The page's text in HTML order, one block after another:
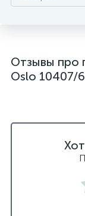
светильники
светильники
Отзывы про
Oslo 10407/